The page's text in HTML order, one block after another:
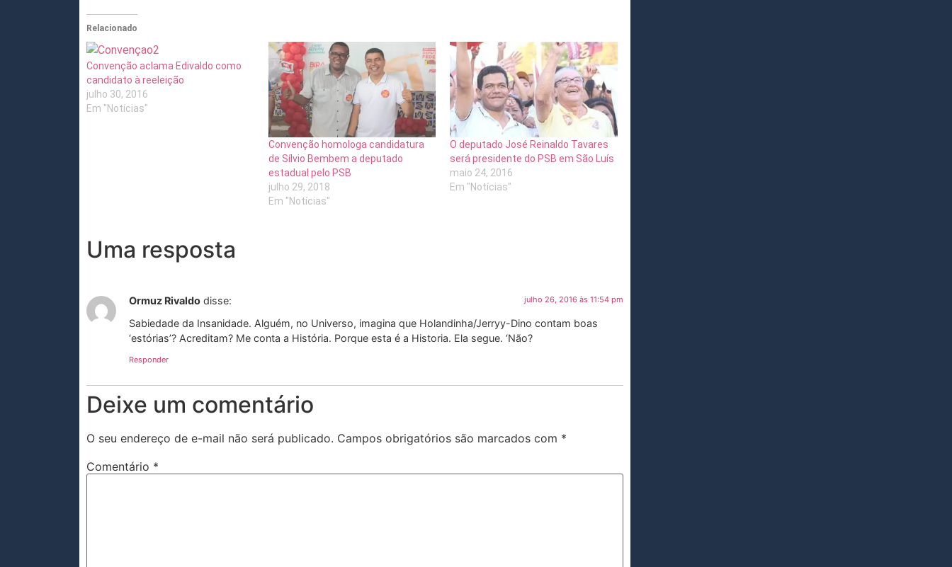
Relacionado
Convenção aclama Edivaldo como
candidato à reeleição
julho 30, 2016
Em "Notícias"
Convenção homologa candidatura
de Sílvio Bembem a deputado
estadual pelo PSB
julho 29, 2018
Em "Notícias"
O deputado José Reinaldo Tavares
será presidente do PSB em São Luís
maio 24, 2016
Em "Notícias"
Uma resposta
Ormuz Rivaldo disse: julho 26, 2016 às 11:54 pm
Sabiedade da Insanidade. Alguém, no Universo, imagina que Holandinha/Jerryy-Dino contam boas
‘estórias’? Acreditam? Me conta a História. Porque esta é a Historia. Ela segue. ‘Não?
Responder
Deixe um comentário
O seu endereço de e-mail não será publicado. Campos obrigatórios são marcados com *
Comentário *